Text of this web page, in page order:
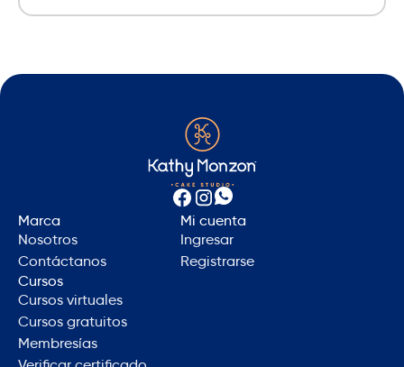
visualización del curso.
Marca
Nosotros
Contáctanos
Mi cuenta
Ingresar
Registrarse
Cursos
Cursos virtuales
Cursos gratuitos
Membresías